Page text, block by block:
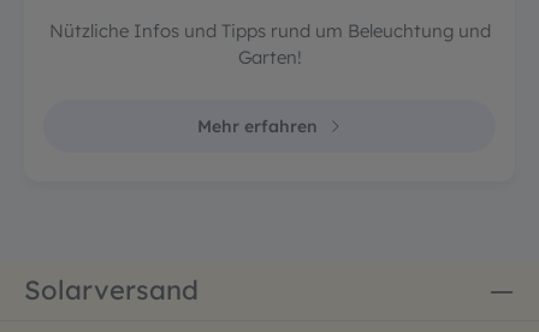
Nützliche Infos und Tipps rund um Beleuchtung und
Garten!
Mehr erfahren
Solarversand